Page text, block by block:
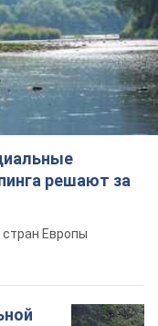
решают за
Европы